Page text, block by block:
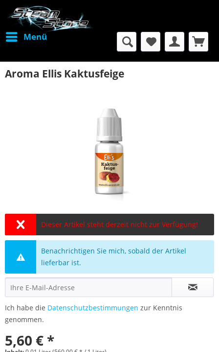
Menü
Aroma Ellis Kaktusfeige
Dieser Artikel steht derzeit nicht zur Verfügung!
Benachrichtigen Sie mich, sobald der Artikel
lieferbar ist.
Ich habe die Datenschutzbestimmungen zur Kenntnis
genommen.
5,60 € *